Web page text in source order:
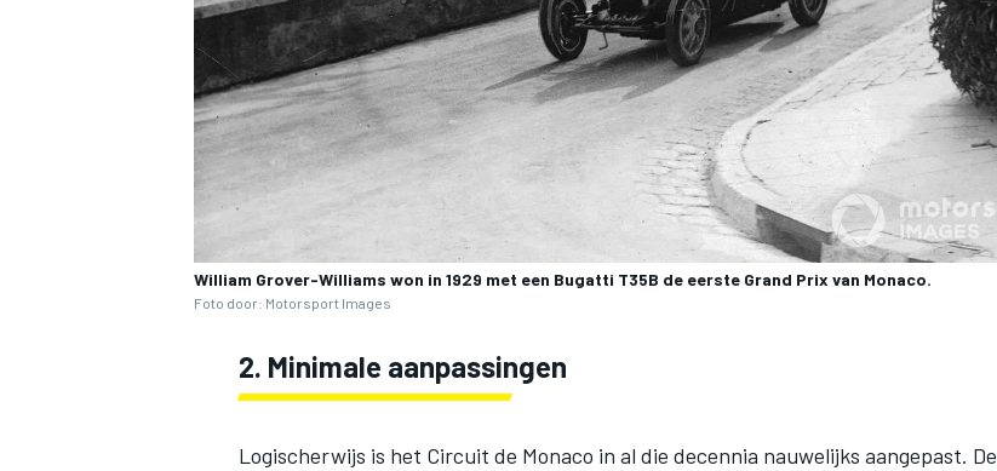
William Grover-Williams won in 1929 met een Bugatti T35B de eerste Grand Prix van Monaco.
Foto door: Motorsport Images
2. Minimale aanpassingen
Logischerwijs is het Circuit de Monaco in al die decennia nauwelijks aangepast. De